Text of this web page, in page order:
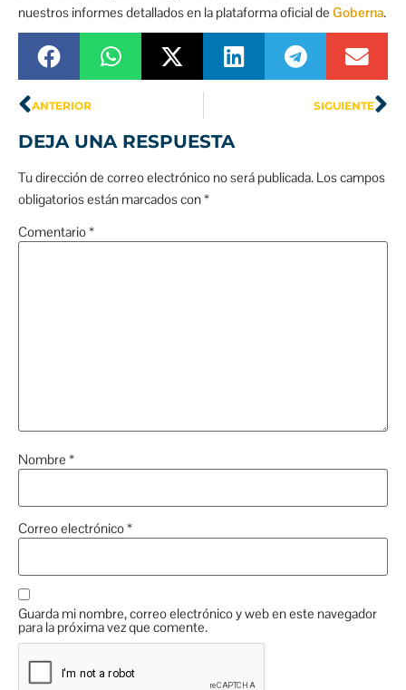
nuestros informes detallados en la plataforma oficial de Goberna.
ANTERIOR SIGUIENTE
DEJA UNA RESPUESTA
Tu dirección de correo electrónico no será publicada. Los campos
obligatorios están marcados con*
Comentario*
Nombre *
Correo electrónico*
Guarda mi nombre, correo electrónico y web en este navegador
para la próxima vez que comente.